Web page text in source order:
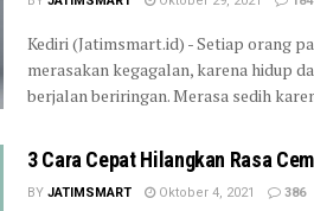
Kediri (Jatimsmart.id) - Setiap orang
merasakan kegagalan, karena hidup
berjalan beriringan. Merasa sedih
3 Cara Cepat Hilangkan Rasa
BY JATIMSMART Oktober 4, 2021 386